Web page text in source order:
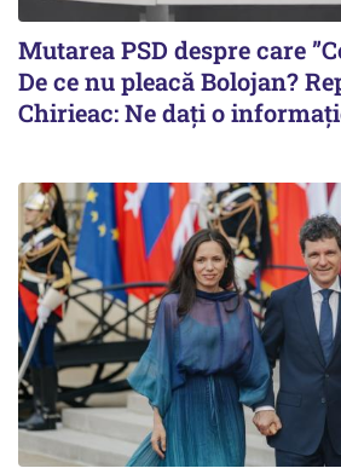
Mutarea PSD despre care
De ce nu pleacă Bolojan?
Chirieac: Ne dați o